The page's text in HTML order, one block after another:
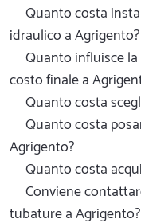
Quanto costa
idraulico a Agrigento?
Quanto influisce
costo finale a
Quanto costa
Quanto costa
Agrigento?
Quanto costa
Conviene
tubature a Agrigento?